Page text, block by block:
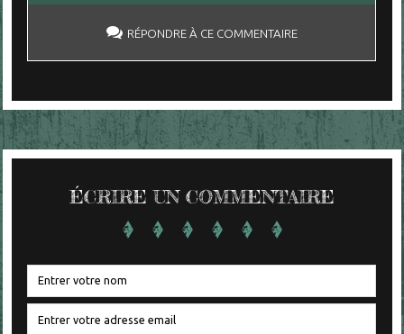
RÉPONDRE À CE COMMENTAIRE
ÉCRIRE UN COMMENTAIRE